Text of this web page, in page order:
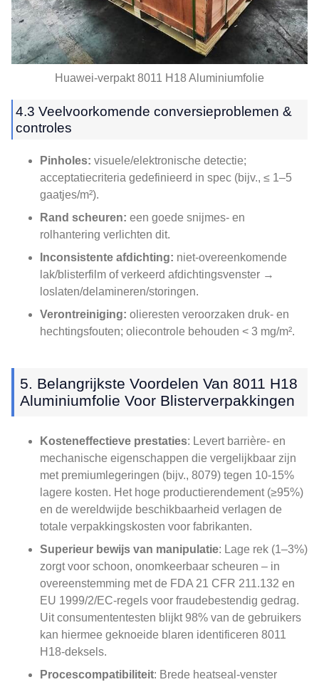
Huawei-verpakt 8011 H18 Aluminiumfolie
4.3 Veelvoorkomende conversieproblemen &
controles
Pinholes: visuele/elektronische detectie;
acceptatiecriteria gedefinieerd in spec (bijv., ≤ 1–5
gaatjes/m²).
Rand scheuren: een goede snijmes- en
rolhantering verlichten dit.
Inconsistente afdichting: niet-overeenkomende
lak/blisterfilm of verkeerd afdichtingsvenster →
loslaten/delamineren/storingen.
Verontreiniging: olieresten veroorzaken druk- en
hechtingsfouten; oliecontrole behouden < 3 mg/m².
5. Belangrijkste Voordelen Van 8011 H18
Aluminiumfolie Voor Blisterverpakkingen
Kosteneffectieve prestaties: Levert barrière- en
mechanische eigenschappen die vergelijkbaar zijn
met premiumlegeringen (bijv., 8079) tegen 10-15%
lagere kosten. Het hoge productierendement (≥95%)
en de wereldwijde beschikbaarheid verlagen de
totale verpakkingskosten voor fabrikanten.
Superieur bewijs van manipulatie: Lage rek (1–3%)
zorgt voor schoon, onomkeerbaar scheuren – in
overeenstemming met de FDA 21 CFR 211.132 en
EU 1999/2/EC-regels voor fraudebestendig gedrag.
Uit consumententesten blijkt 98% van de gebruikers
kan hiermee geknoeide blaren identificeren 8011
H18-deksels.
Procescompatibiliteit: Brede heatseal-venster